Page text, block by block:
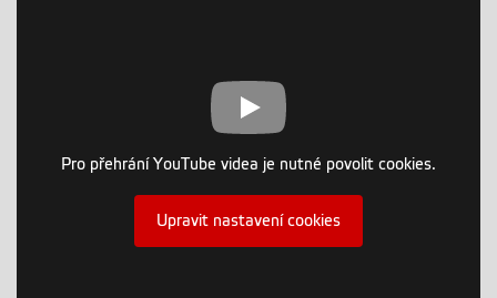
Pro přehrání YouTube videa je nutné povolit cookies.
Upravit nastavení cookies